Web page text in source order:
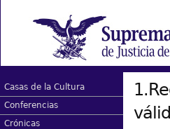
Casas de la Cultura
Conferencias
Crónicas